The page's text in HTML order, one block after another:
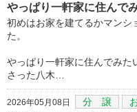
やっぱり一軒家に住んで
初めはお家を建てるかマンシ
た。
やっぱり一軒家に住んでみた
さった八木…
2026年05月08日 分 譲